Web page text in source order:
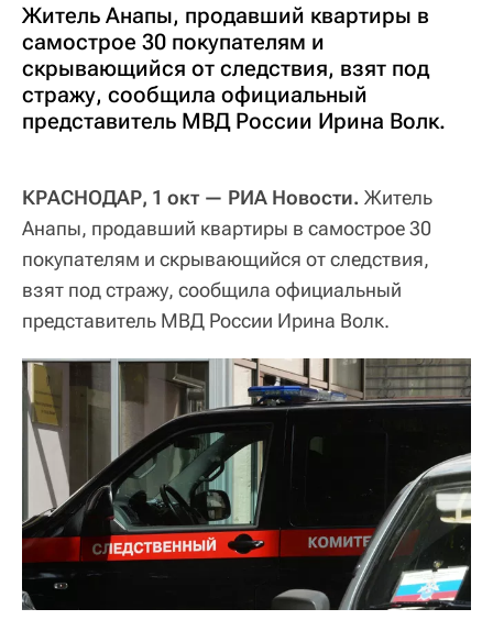
Житель Анапы, продавший квартиры в
самострое 30 покупателям и
скрывающийся от следствия, взят под
стражу, сообщила официальный
представитель МВД России Ирина Волк.
КРАСНОДАР, 1 окт — РИА Новости. Житель
Анапы, продавший квартиры в самострое 30
покупателям и скрывающийся от следствия,
взят под стражу, сообщила официальный
представитель МВД России Ирина Волк.